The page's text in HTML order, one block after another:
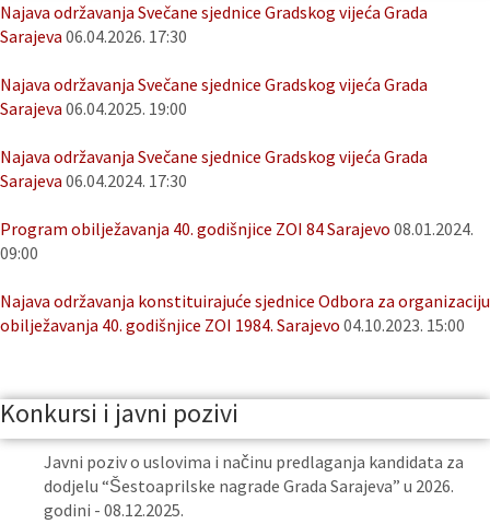
Najava održavanja Svečane sjednice Gradskog vijeća Grada
Sarajeva 06.04.2026. 17:30
Najava održavanja Svečane sjednice Gradskog vijeća Grada
Sarajeva 06.04.2025. 19:00
Najava održavanja Svečane sjednice Gradskog vijeća Grada
Sarajeva 06.04.2024. 17:30
Program obilježavanja 40. godišnjice ZOI 84 Sarajevo 08.01.2024.
09:00
Najava održavanja konstituirajuće sjednice Odbora za organizaciju
obilježavanja 40. godišnjice ZOI 1984. Sarajevo 04.10.2023. 15:00
Konkursi i javni pozivi
Javni poziv o uslovima i načinu predlaganja kandidata za
dodjelu “Šestoaprilske nagrade Grada Sarajeva” u 2026.
godini - 08.12.2025.